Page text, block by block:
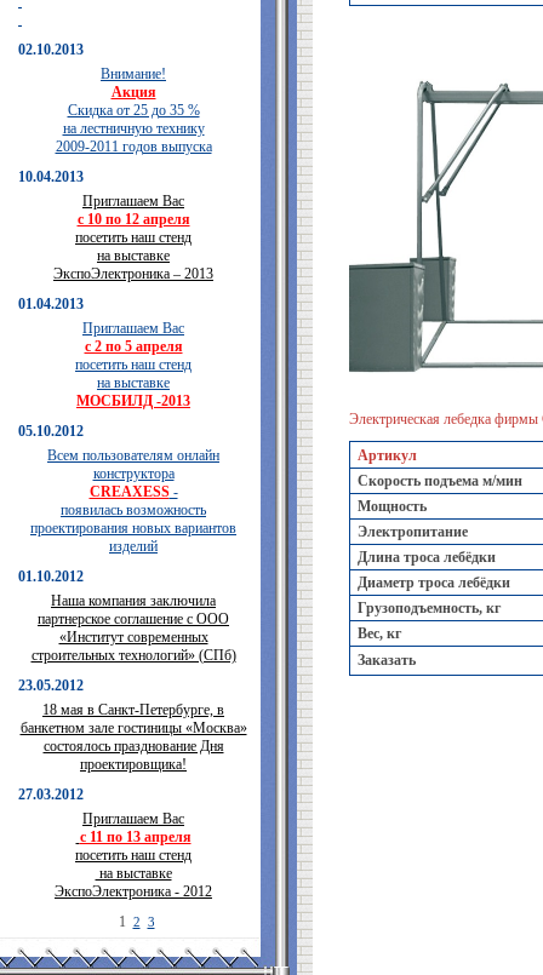
02.10.2013
Внимание!
Акция
Скидка от 25 до 35 %
на лестничную технику
2009-2011 годов выпуска
10.04.2013
Приглашаем Вас
с 10 по 12 апреля
посетить наш стенд
на выставке
ЭкспоЭлектроника – 2013
01.04.2013
Приглашаем Вас
с 2 по 5 апреля
посетить наш стенд
на выставке
МОСБИЛД -2013
05.10.2012
Всем пользователям онлайн
конструктора
CREAXESS-
появилась возможность
проектирования новых вариантов
изделий
01.10.2012
Наша компания заключила
партнерское соглашение с ООО
«Институт современных
строительных технологий» (СПб)
23.05.2012
18 мая в Санкт-Петербурге, в
банкетном зале гостиницы «Москва»
состоялось празднование Дня
проектировщика!
27.03.2012
Приглашаем Вас
с 11 по 13 апреля
посетить наш стенд
на выставке
ЭкспоЭлектроника - 2012
1 2 3
Электрическая лебедка
Артикул
Скорость подъема м/мин
Мощность
Электропитание
Длина троса лебёдки
Диаметр троса лебёдки
Грузоподъемность, кг
Вес, кг
Заказать